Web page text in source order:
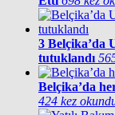
3 Belçika’da
tutuklandı
Belçika’da
424 kez